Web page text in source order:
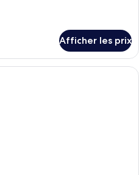
Afficher les prix
Suite, 1 chambre, terrasse | Literie